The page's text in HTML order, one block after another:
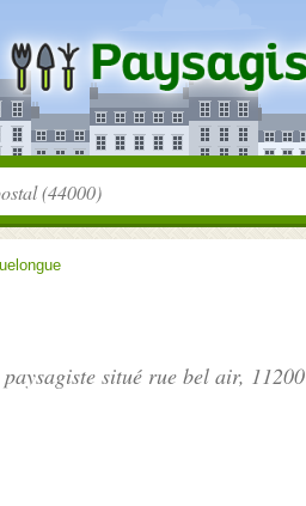
situé rue bel air, 11200